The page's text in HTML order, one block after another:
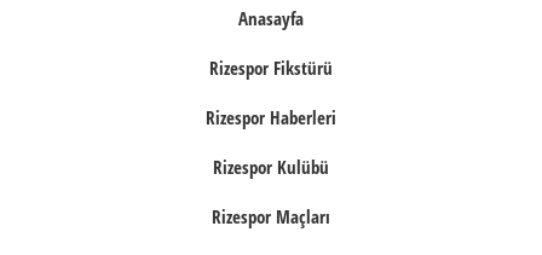
Anasayfa
Rizespor Fikstürü
Rizespor Haberleri
Rizespor Kulübü
Rizespor Maçları